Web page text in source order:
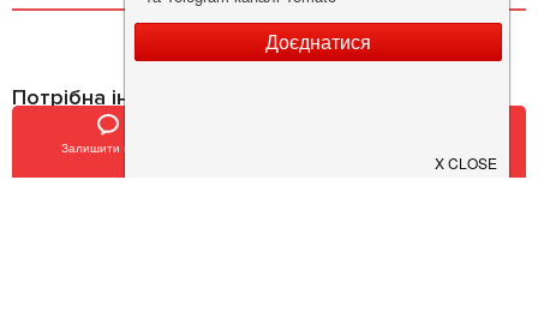
Залишити відгук
Потрібна інформація про заклад?
Завантажуйте додаток!